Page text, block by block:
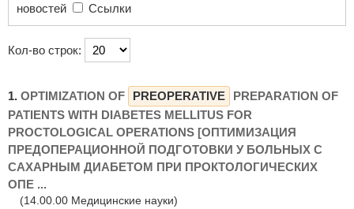
новостей
Ссылки
Кол-во строк:
1. OPTIMIZATION OF PREOPERATIVE
PREPARATION OF
PATIENTS WITH DIABETES MELLITUS FOR
PROCTOLOGICAL OPERATIONS [ОПТИМИЗАЦИЯ
ПРЕДОПЕРАЦИОННОЙ ПОДГОТОВКИ У БОЛЬНЫХ С
САХАРНЫМ ДИАБЕТОМ ПРИ ПРОКТОЛОГИЧЕСКИХ
ОПЕ ...
(14.00.00 Медицинские науки)